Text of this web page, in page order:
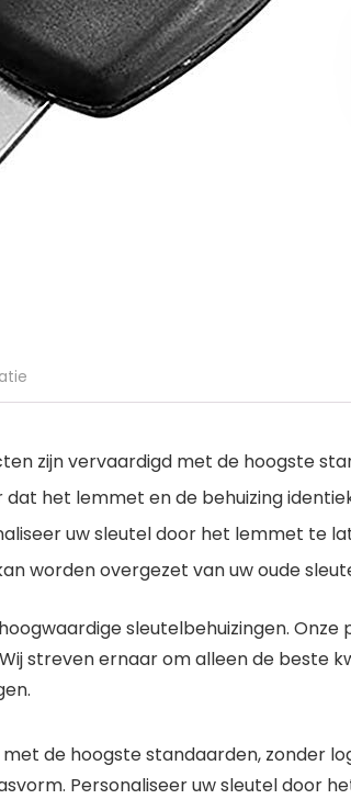
zijn vervaardigd met de hoogste
dat het lemmet en de behuizing
uw sleutel door het lemmet te
worden overgezet van uw oude
sleutelbehuizingen.
streven ernaar om alleen de
de hoogste standaarden, zonder
Personaliseer uw sleutel door